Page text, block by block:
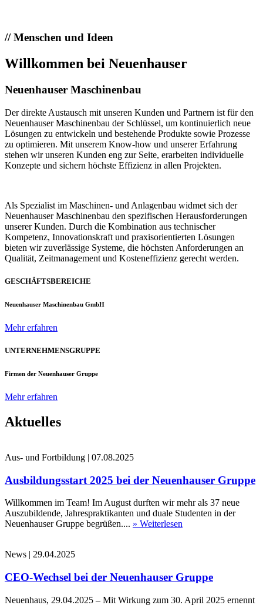
//Menschen und Ideen
Willkommen bei Neuenhauser
Neuenhauser Maschinenbau
Der direkte Austausch mit unseren Kunden und Partnern ist für den
Neuenhauser Maschinenbau der Schlüssel, um kontinuierlich neue
Lösungen zu entwickeln und bestehende Produkte sowie Prozesse
zu optimieren. Mit unserem Know-how und unserer Erfahrung
stehen wir unseren Kunden eng zur Seite, erarbeiten individuelle
Konzepte und sichern höchste Effizienz in allen Projekten.
Als Spezialist im Maschinen- und Anlagenbau widmet sich der
Neuenhauser Maschinenbau den spezifischen Herausforderungen
unserer Kunden. Durch die Kombination aus technischer
Kompetenz, Innovationskraft und praxisorientierten Lösungen
bieten wir zuverlässige Systeme, die höchsten Anforderungen an
Qualität, Zeitmanagement und Kosteneffizienz gerecht werden.
GESCHÄFTSBEREICHE
Neuenhauser Maschinenbau GmbH
Mehr erfahren
UNTERNEHMENSGRUPPE
Firmen der Neuenhauser Gruppe
Mehr erfahren
Aktuelles
Aus- und Fortbildung | 07.08.2025
Ausbildungsstart 2025 bei der Neuenhauser Gruppe
Willkommen im Team! Im August durften wir mehr als 37 neue
Auszubildende, Jahrespraktikanten und duale Studenten in der
Neuenhauser Gruppe begrüßen.... » Weiterlesen
News | 29.04.2025
CEO-Wechsel bei der Neuenhauser Gruppe
Neuenhaus, 29.04.2025 – Mit Wirkung zum 30. April 2025 ernennt